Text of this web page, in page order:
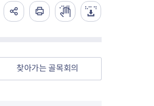
나눔의 장터마당
행정규제개혁
행정처분
법률상담
공공기관
안전문화운동
우리 동네 안전지도
안전 체험·교육
재난유형별 주요정책사업
재난약자 행동요령
찾아가는 골목회의